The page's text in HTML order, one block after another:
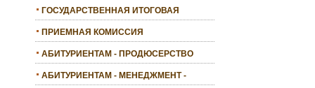
ГОСУДАРСТВЕННАЯ ИТОГОВАЯ
ПРИЕМНАЯ КОМИССИЯ
АБИТУРИЕНТАМ - ПРОДЮСЕРСТВО
АБИТУРИЕНТАМ - МЕНЕДЖМЕНТ -